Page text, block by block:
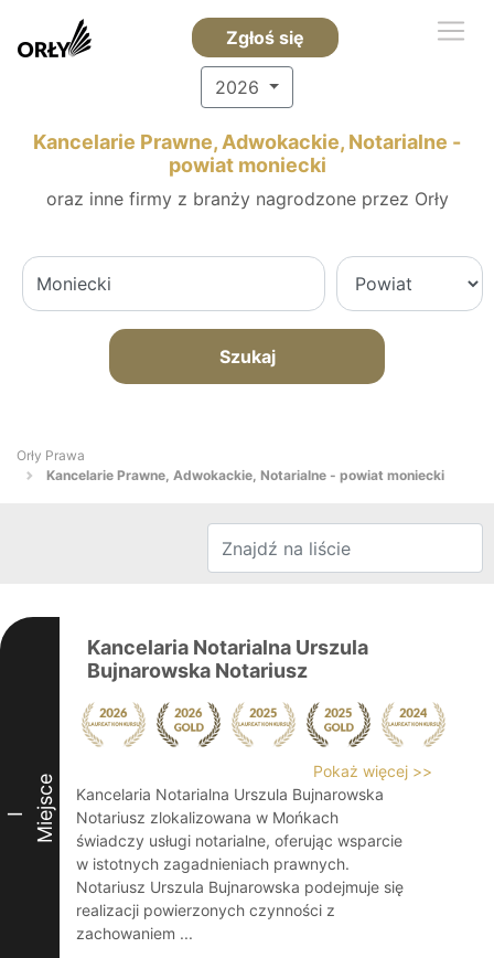
Zgłoś się
2026
Kancelarie Prawne, Adwokackie, Notarialne -
powiat moniecki
oraz inne firmy z branży nagrodzone przez Orły
Szukaj
Orły Prawa
Kancelarie Prawne, Adwokackie, Notarialne - powiat moniecki
I Miejsce
Kancelaria Notarialna Urszula
Bujnarowska Notariusz
Pokaż więcej >>
Kancelaria Notarialna Urszula Bujnarowska
Notariusz zlokalizowana w Mońkach
świadczy usługi notarialne, oferując wsparcie
w istotnych zagadnieniach prawnych.
Notariusz Urszula Bujnarowska podejmuje się
realizacji powierzonych czynności z
zachowaniem ...